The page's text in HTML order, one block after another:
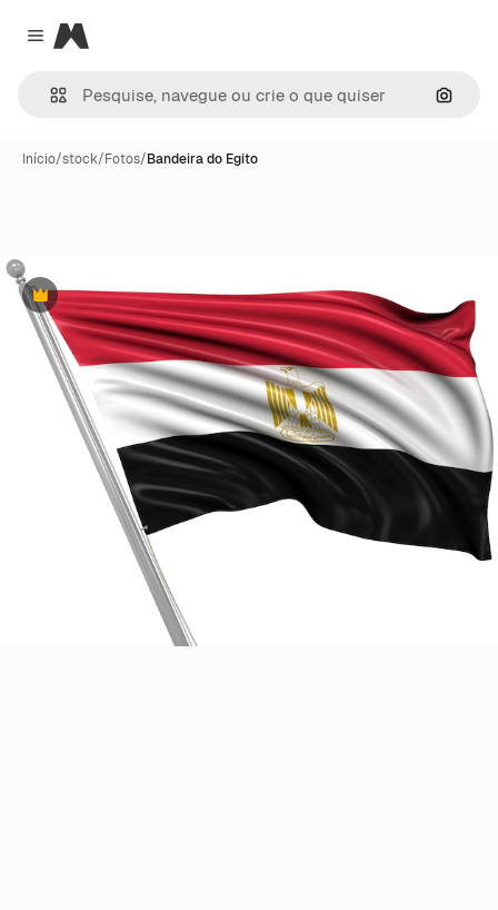
Close menu
Magnific
Início/stock/Fotos/Bandeira do Egito
Premium